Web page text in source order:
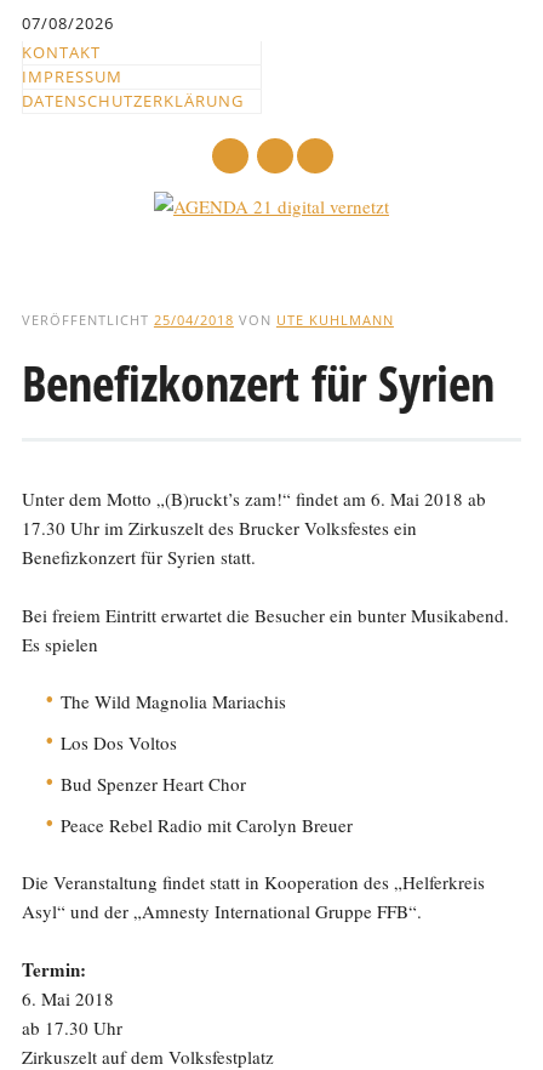
springen
07/08/2026
KONTAKT
IMPRESSUM
DATENSCHUTZERKLÄRUNG
und
Text
VERÖFFENTLICHT 25/04/2018 VON UTE KUHLMANN
Benefizkonzert für Syrien
Unter dem Motto „(B)ruckt’s zam!“ findet am 6. Mai 2018 ab
17.30 Uhr im Zirkuszelt des Brucker Volksfestes ein
Benefizkonzert für Syrien statt.
Bei freiem Eintritt erwartet die Besucher ein bunter Musikabend.
Es spielen
The Wild Magnolia Mariachis
Los Dos Voltos
Bud Spenzer Heart Chor
Peace Rebel Radio mit Carolyn Breuer
Die Veranstaltung findet statt in Kooperation des „Helferkreis
Asyl“ und der „Amnesty International Gruppe FFB“.
Termin:
6. Mai 2018
ab 17.30 Uhr
Zirkuszelt auf dem Volksfestplatz